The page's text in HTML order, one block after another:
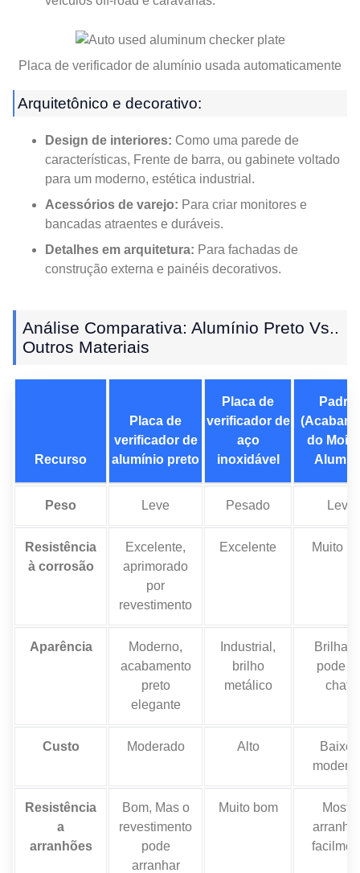
Placa de verificador de alumínio usada automaticamente
Arquitetônico e decorativo:
Design de interiores: Como uma parede de
características, Frente de barra, ou gabinete voltado
para um moderno, estética industrial.
Acessórios de varejo: Para criar monitores e
bancadas atraentes e duráveis.
Detalhes em arquitetura: Para fachadas de
construção externa e painéis decorativos.
Análise Comparativa: Alumínio Preto Vs..
Outros Materiais
Recurso
Placa de
verificador de
alumínio preto
Placa de
verificador de
aço
inoxidável
do
Peso Leve Pesado Leve
Resistência
à corrosão
Excelente,
aprimorado
por
revestimento
Excelente Muito
Aparência
Moderno,
acabamento
preto
elegante
Industrial,
brilho
metálico
pode
chato
Custo Moderado Alto
Baixo
Resistência
a
arranhões
Bom, Mas o
revestimento
pode
arranhar
Muito bom
Mostra